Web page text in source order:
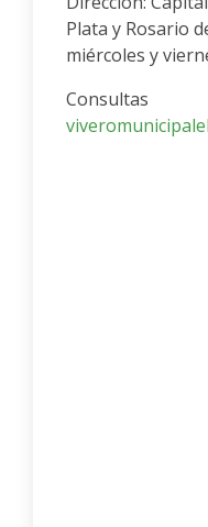
Plata y Rosario
miércoles y
Consultas